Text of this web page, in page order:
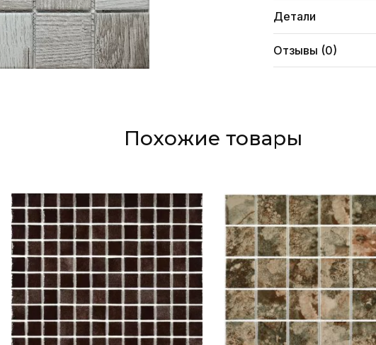
Детали
Отзывы (0)
Похожие товары